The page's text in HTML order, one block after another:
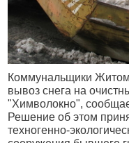
Коммунальщики
вывоз снега на
"Химволокно",
Решение об этом
техногенно-